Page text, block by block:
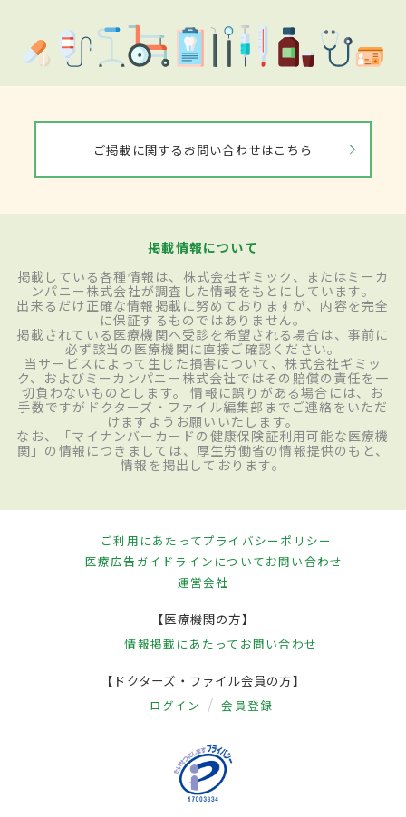
ご掲載に関するお問い合わせはこちら
掲載情報について
掲載している各種情報は、株式会社ギミック、またはミーカ
ンパニー株式会社が調査した情報をもとにしています。
出来るだけ正確な情報掲載に努めておりますが、内容を完全
に保証するものではありません。
掲載されている医療機関へ受診を希望される場合は、事前に
必ず該当の医療機関に直接ご確認ください。
当サービスによって生じた損害について、株式会社ギミッ
ク、およびミーカンパニー株式会社ではその賠償の責任を一
切負わないものとします。 情報に誤りがある場合には、お
手数ですがドクターズ・ファイル編集部までご連絡をいただ
けますようお願いいたします。
なお、「マイナンバーカードの健康保険証利用可能な医療機
関」の情報につきましては、厚生労働省の情報提供のもと、
情報を掲出しております。
ご利用にあたってプライバシーポリシー
医療広告ガイドラインについてお問い合わせ
運営会社
【医療機関の方】
情報掲載にあたって お問い合わせ
【ドクターズ・ファイル会員の方】
ログイン 会員登録